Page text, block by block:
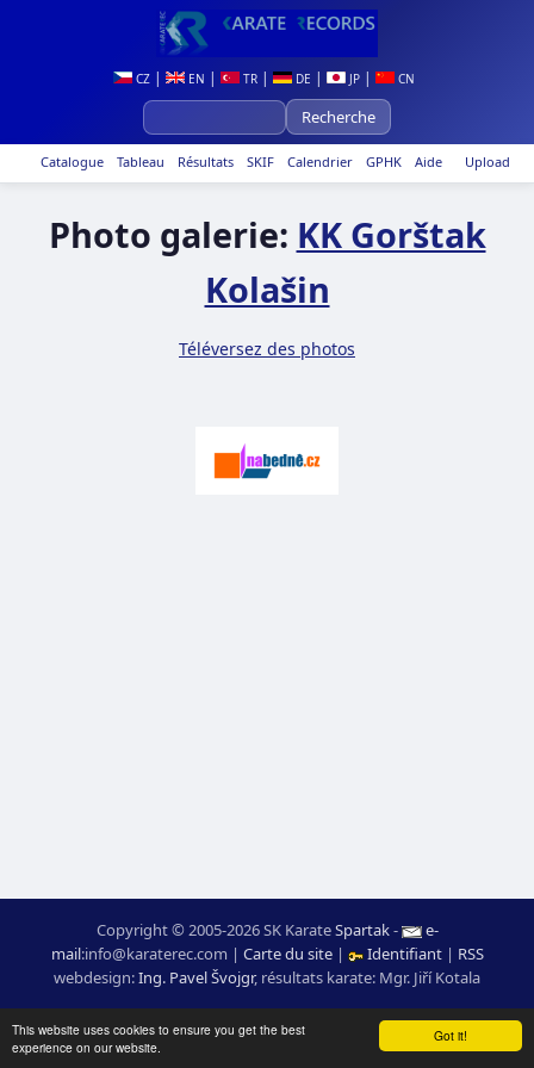
Got it!
This website uses cookies to ensure you get the best
experience on our website.
CZ| EN | TR| DE | JP| CN
Upload
Catalogue Tableau Résultats SKIF Calendrier GPHK Aide
Photo galerie: KK Gorštak
Kolašin
Téléversez des photos
Copyright © 2005-2026 SK KarateSpartak-
e-
mail:moc.ceretarak@ofni | Carte du site| Identifiant | RSS
webdesign:Ing. Pavel Švojgr, résultats karate: Mgr. Jiří Kotala